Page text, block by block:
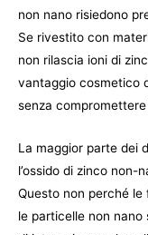
non nano risiedono
Se rivestito con
non rilascia ioni di
vantaggio cosmetico
senza compromettere
La maggior parte dei
l’ossido di zinco non-
Questo non perché
le particelle non nano